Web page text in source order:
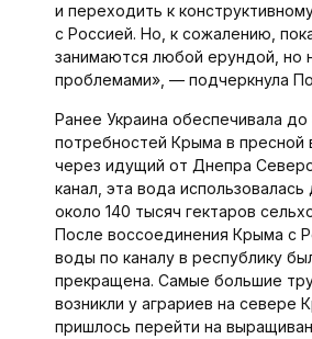
и переходить к
с Россией. Но, к сожалению,
занимаются любой ерундой, но
проблемами», — подчеркнула
Ранее Украина обеспечивала до
потребностей Крыма в пресной
через идущий от Днепра
канал, эта вода использовалась
около 140 тысяч гектаров
После воссоединения Крыма с
воды по каналу в республику
прекращена. Самые большие
возникли у аграриев на севере
пришлось перейти на